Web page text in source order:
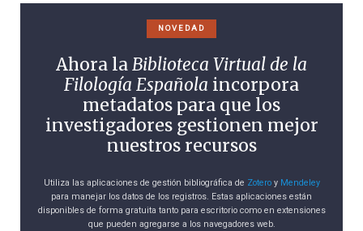
NOVEDAD
Ahora laBiblioteca Virtual de la
Filología Española incorpora
metadatos para que los
investigadores gestionen mejor
nuestros recursos
Utiliza las aplicaciones de gestión bibliográfica de Zoteroy Mendeley
para manejar los datos de los registros. Estas aplicaciones están
disponibles de forma gratuita tanto para escritorio como en extensiones
que pueden agregarse a los navegadores web.